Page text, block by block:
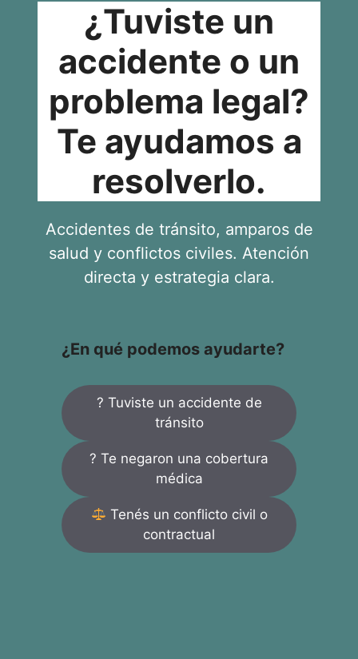
¿Tuviste un
accidente o un
problema legal?
Te ayudamos a
resolverlo.
Accidentes de tránsito, amparos de
salud y conflictos civiles. Atención
directa y estrategia clara.
¿En qué podemos ayudarte?
? Tuviste un accidente de
tránsito
? Te negaron una cobertura
médica
Tenés un conflicto civil o
contractual